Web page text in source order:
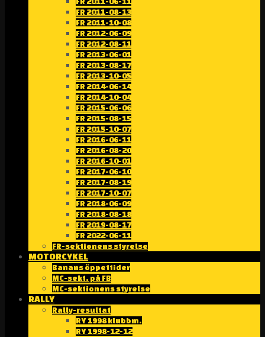
FR 2011-08-13
FR 2011-10-08
FR 2012-06-09
FR 2012-08-11
FR 2013-06-01
FR 2013-08-17
FR 2013-10-05
FR 2014-06-14
FR 2014-10-04
FR 2015-06-06
FR 2015-08-15
FR 2015-10-07
FR 2016-06-11
FR 2016-08-20
FR 2016-10-01
FR 2017-06-10
FR 2017-08-19
FR 2017-10-07
FR 2018-06-09
FR 2018-08-18
FR 2019-08-17
FR 2022-06-11
FR-sektionens styrelse
MOTORCYKEL
Banans öppettider
MC-sekt. på FB
MC-sektionens styrelse
RALLY
Rally-resultat
RY 1998 klubbm.
RY 1998-12-12